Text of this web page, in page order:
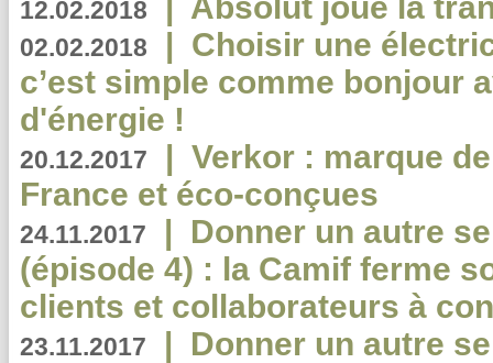
12.02.2018
02.02.2018 | Choisir une
c’est simple comme bonjour
d'énergie !
20.12.2017 | Verkor : marque
France et éco-conçues
24.11.2017 | Donner un autre
(épisode 4) : la Camif ferme
clients et collaborateurs à
23.11.2017 | Donner un autre